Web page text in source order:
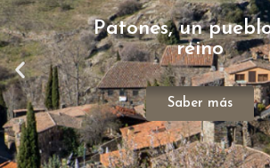
Patones, un pueblo, un
reino
Saber más